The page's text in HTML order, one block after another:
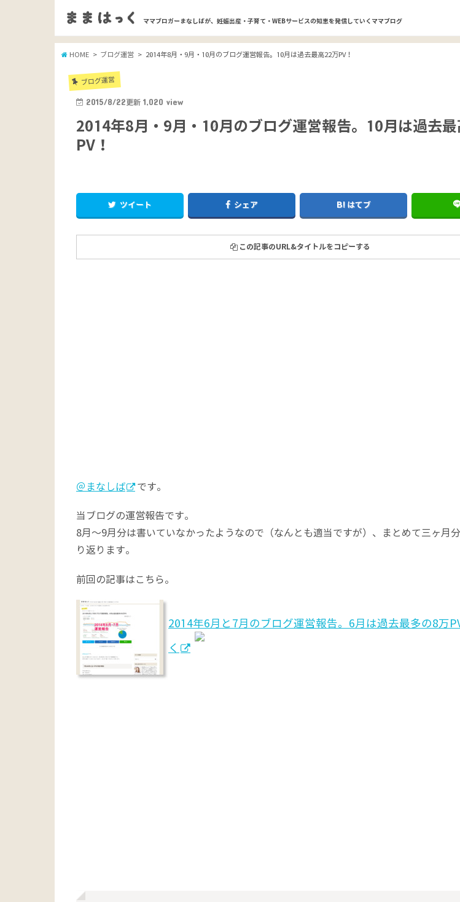
ママブロガーまなしばが、妊娠出産・子育て・WEBサービスの知恵を発信していくママブログ
HOME ブログ運営 2014年8月・9月・10月のブログ運営報告。10月は過去最高22万PV！
ブログ運営
2015/8/22更新 1,020 view
2014年8月・9月・10月のブログ運営報告。10月は過去
PV！
ツイート シェア はてブ
この記事のURL&タイトルをコピーする
＠まなしば です。
当ブログの運営報告です。
8月〜9月分は書いていなかったようなので（なんとも適当ですが）、まとめて三ヶ月
り返ります。
前回の記事はこちら。
2014年6月と7月のブログ運営報告。6月は過去最多の8万
く